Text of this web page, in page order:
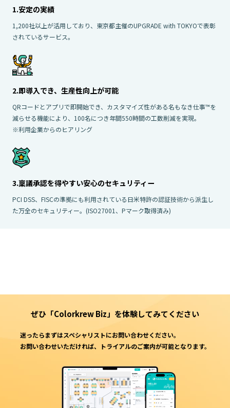
1.安定の実績
1,200社以上が活用しており、東京都主催のUPGRADE with TOKYOで表彰
されているサービス。
2.即導入でき、生産性向上が可能
QRコードとアプリで即開始でき、カスタマイズ性がある名もなき仕事™を
減らせる機能により、100名につき年間550時間の工数削減を実現。
※利用企業からのヒアリング
3.稟議承認を得やすい安心のセキュリティー
PCI DSS、FISCの準拠にも利用されている日米特許の認証技術から派生し
た万全のセキュリティー。(ISO27001、Pマーク取得済み)
ぜひ「Colorkrew Biz」を体験してみてください
迷ったらまずはスペシャリストにお問い合わせください。
お問い合わせいただければ、トライアルのご案内が可能となります。